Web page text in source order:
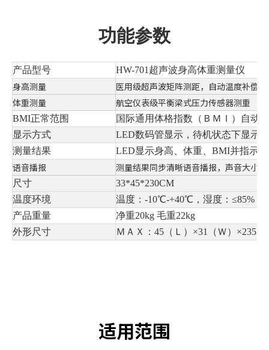
功能参数
产品型号 HW-701超声波身高体重测量仪
身高测量
医用级超声波矩阵测距，自动温度补偿
体重测量
航空仪表级平衡梁式压力传感器测重
BMI正常范围
国际通用体格指数（ＢＭＩ）自动
显示方式
LED数码管显示，待机状态下显示
测量结果
LED显示身高、体重、BMI并指示
语音播报 测量结果同步清晰语音播报，声音大小
尺寸
33*45*230CM
温度环境
温度：-10℃-+40℃，湿度：≤85%
产品重量
净重20kg 毛重22kg
外形尺寸
ＭＡＸ：45（Ｌ）×31（Ｗ）×235
适用范围